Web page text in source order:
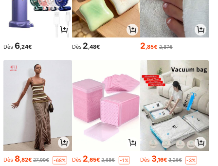
Dès 6,24€ Dès 2 ,48€ 2 ,85€ 2,87€
Dès 8,82€ 27,99€ -68% Dès 2,65€ 2,68€ -1% Dès 3,16€ 3,26€ -3%